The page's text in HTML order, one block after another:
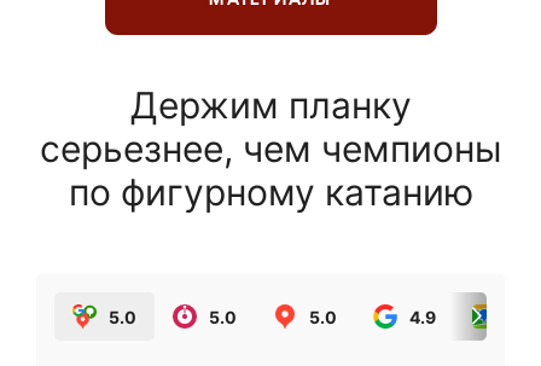
Держим планку
серьезнее, чем чемпионы
по фигурному катанию
5.0 5.0 5.0 4.9